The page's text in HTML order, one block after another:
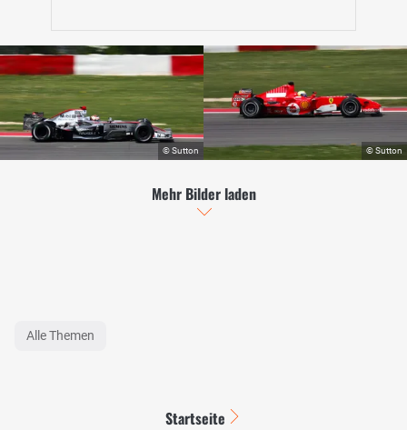
Mehr Bilder laden
Alle Themen
Startseite